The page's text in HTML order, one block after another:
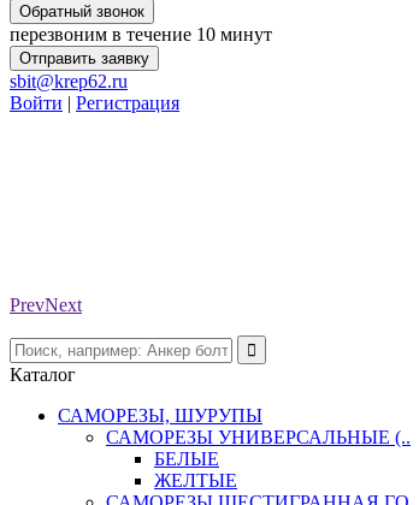
Обратный звонок
перезвоним в течение 10 минут
Отправить заявку
sbit@krep62.ru
Войти | Регистрация
PrevNext
Каталог
САМОРЕЗЫ, ШУРУПЫ
САМОРЕЗЫ УНИВЕРСАЛЬНЫЕ (..
БЕЛЫЕ
ЖЕЛТЫЕ